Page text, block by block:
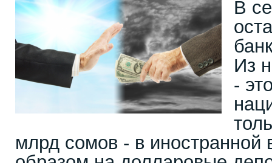
В
Из
-
млрд сомов - в иностранной